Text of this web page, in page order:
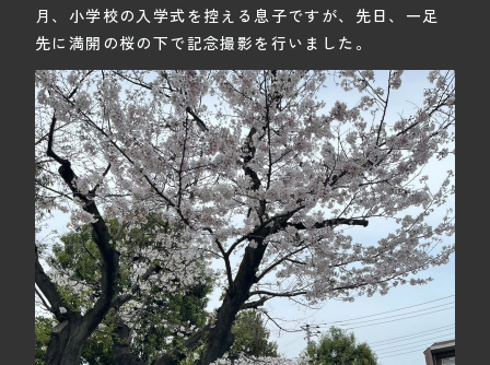
月、小学校の入学式を控える息子ですが、先日、一足
先に満開の桜の下で記念撮影を行いました。